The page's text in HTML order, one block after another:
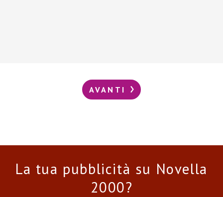
AVANTI
La tua pubblicità su Novella
2000?